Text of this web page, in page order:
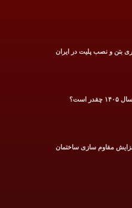
بتن و نصب پلیت در ایران
است؟
مقاوم سازی ساختمان